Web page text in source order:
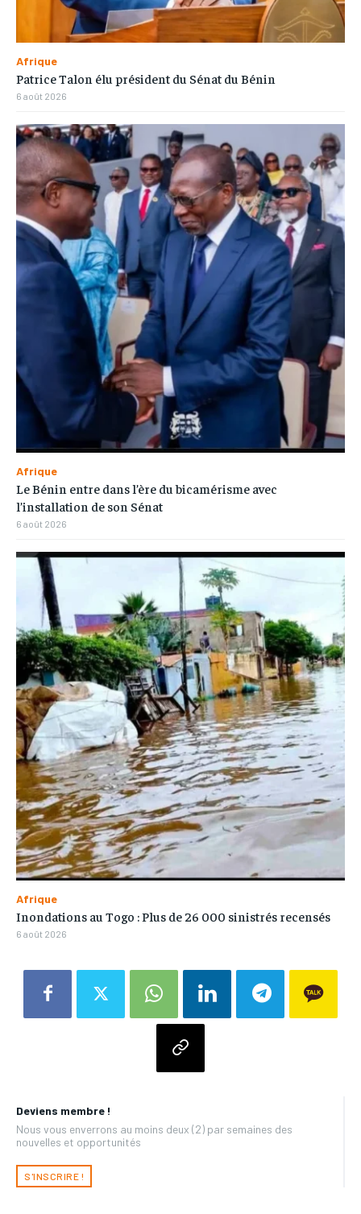
Deviens membre !
Nous vous enverrons au moins deux (2) par semaines des
nouvelles et opportunités
S'INSCRIRE !
Afrique
Patrice Talon élu président du Sénat du Bénin
6 août 2026
Afrique
Le Bénin entre dans l’ère du bicamérisme avec
l’installation de son Sénat
6 août 2026
Afrique
Inondations au Togo : Plus de 26 000 sinistrés recensés
6 août 2026